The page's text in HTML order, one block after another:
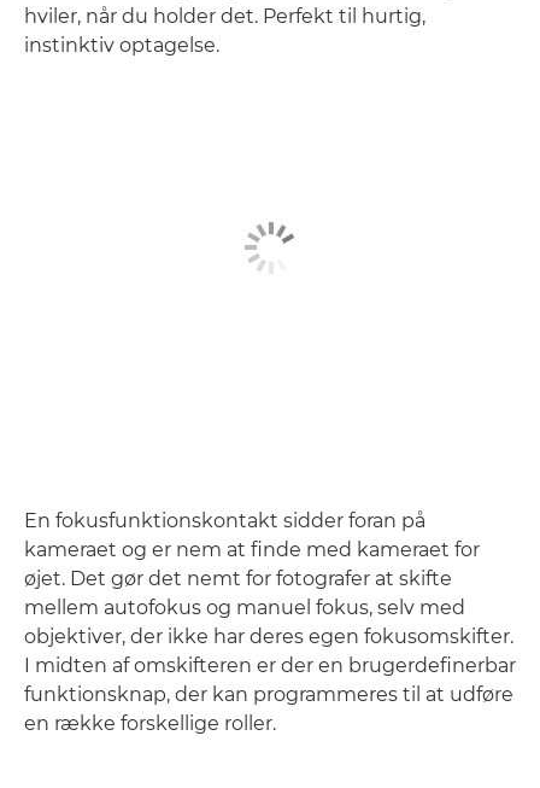
hviler, når du holder det. Perfekt til hurtig,
instinktiv optagelse.
En fokusfunktionskontakt sidder foran på
kameraet og er nem at finde med kameraet for
øjet. Det gør det nemt for fotografer at skifte
mellem autofokus og manuel fokus, selv med
objektiver, der ikke har deres egen fokusomskifter.
I midten af omskifteren er der en brugerdefinerbar
funktionsknap, der kan programmeres til at udføre
en række forskellige roller.